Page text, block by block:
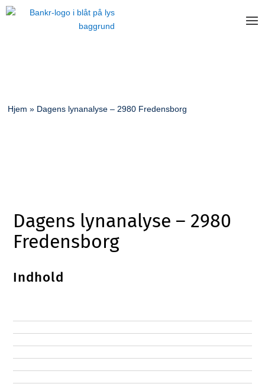
Hjem » Dagens lynanalyse – 2980 Fredensborg
Dagens lynanalyse – 2980
Fredensborg
Indhold